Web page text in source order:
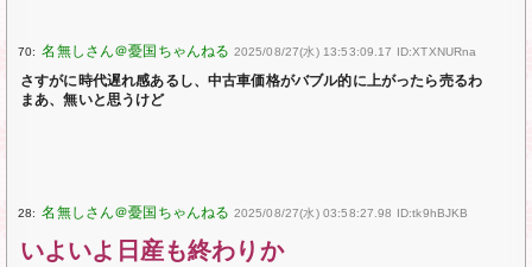
70: 2025/08/27(水) 13:53:09.17 ID:XTXNURna
さすがに時代遅れ感あるし、中古車価格がバブル的に上がったら売るわ
まあ、無いと思うけど
28: 2025/08/27(水) 03:58:27.98 ID:tk9hBJKB
いよいよ日産も終わりか